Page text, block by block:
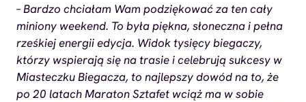
– Bardzo chciałam Wam podziękować za ten cały
miniony weekend. To była piękna, słoneczna i pełna
rześkiej energii edycja. Widok tysięcy biegaczy,
którzy wspierają się na trasie i celebrują sukcesy w
Miasteczku Biegacza, to najlepszy dowód na to, że
po 20 latach Maraton Sztafet wciąż ma w sobie